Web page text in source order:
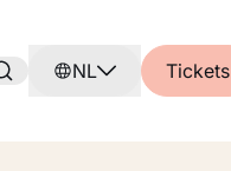
NL Tickets